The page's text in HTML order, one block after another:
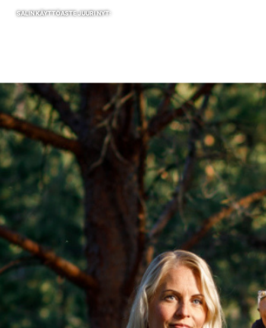
SALIN KÄYTTÖASTE JUURI NYT: